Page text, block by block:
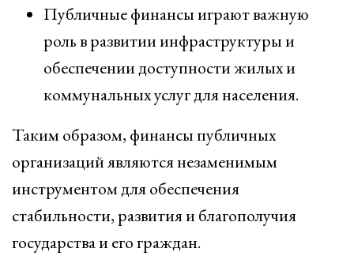
Публичные финансы играют важную
роль в развитии инфраструктуры и
обеспечении доступности жилых и
коммунальных услуг для населения.
Таким образом, финансы публичных
организаций являются незаменимым
инструментом для обеспечения
стабильности, развития и благополучия
государства и его граждан.